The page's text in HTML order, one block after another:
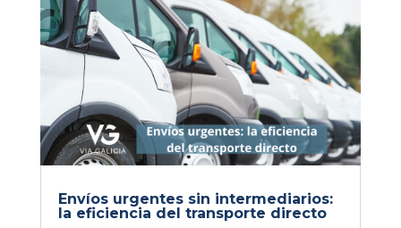
Envíos urgentes sin intermediarios:
la eficiencia del transporte directo